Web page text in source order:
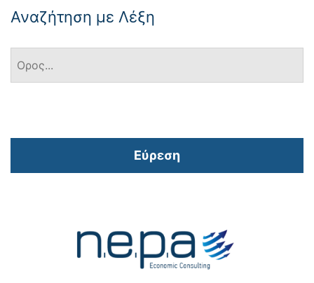
Αναζήτηση με Λέξη
Εύρεση
άρθρων